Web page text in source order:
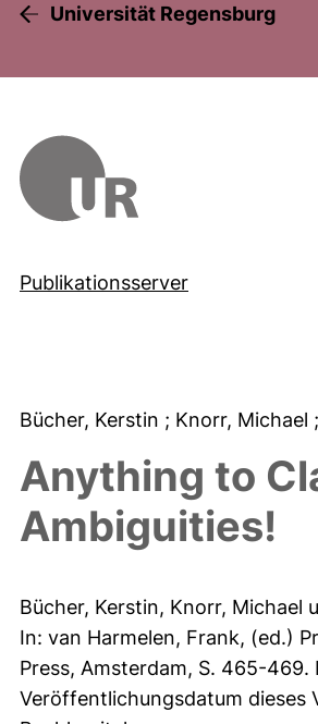
Universität Regensburg
Publikationsserver
Bücher, Kerstin ; Knorr, Michael
Anything to
Ambiguities!
Bücher, Kerstin, Knorr, Michael
In: van Harmelen, Frank, (ed.)
Press, Amsterdam, S. 465-
Veröffentlichungsdatum dieses